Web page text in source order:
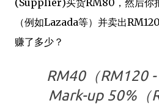
(Supplier)买货RM80，然后你
（例如Lazada等）并卖出
赚了多少？
RM40（RM120
Mark-up 50%（